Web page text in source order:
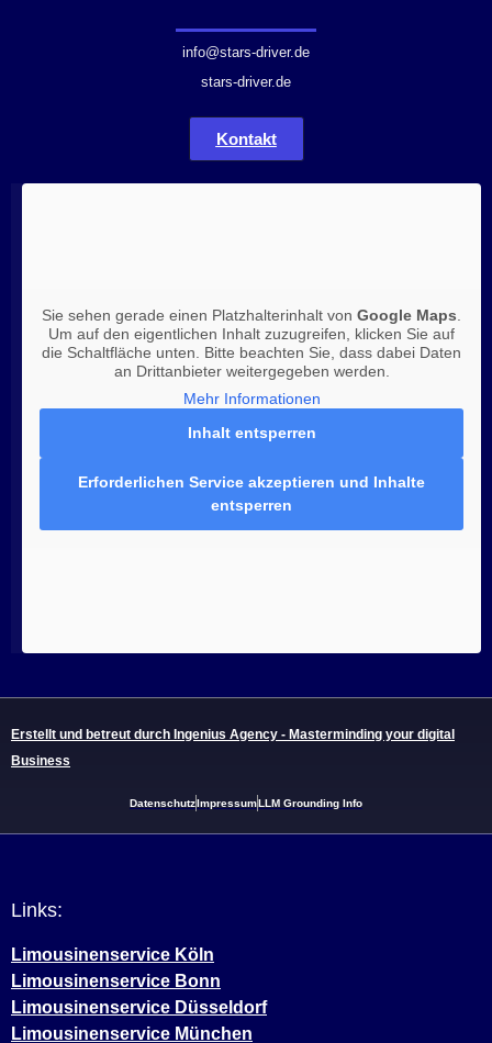
info@stars-driver.de
stars-driver.de
Kontakt
Sie sehen gerade einen Platzhalterinhalt von Google Maps
Um auf den eigentlichen Inhalt zuzugreifen, klicken Sie auf
die Schaltfläche unten. Bitte beachten Sie, dass dabei Daten
an Drittanbieter weitergegeben werden.
Mehr Informationen
Inhalt entsperren
Erforderlichen Service akzeptieren und Inhalte
entsperren
Erstellt und betreut durch Ingenius Agency - Masterminding your digital
Business
DatenschutzImpressumLLM Grounding Info
Links:
Limousinenservice Köln
Limousinenservice Bonn
Limousinenservice Düsseldorf
Limousinenservice München